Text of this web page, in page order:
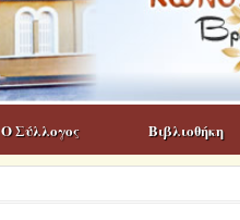
Ο Σύλλογος Βιβλιοθήκη